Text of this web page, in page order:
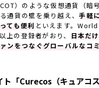
）のような仮想通貨（暗
通貨の壁を乗り越え、手軽
ても便利 といえます。
上の登録者がおり、 日本だ
ンをつなぐグローバルなコ
ト「Curecos（キュアコ